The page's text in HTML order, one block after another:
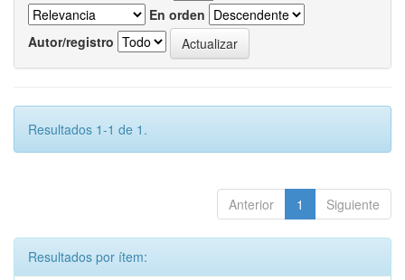
En orden
Autor/registro
Resultados 1-1 de 1.
Anterior 1 Siguiente
Resultados por ítem: